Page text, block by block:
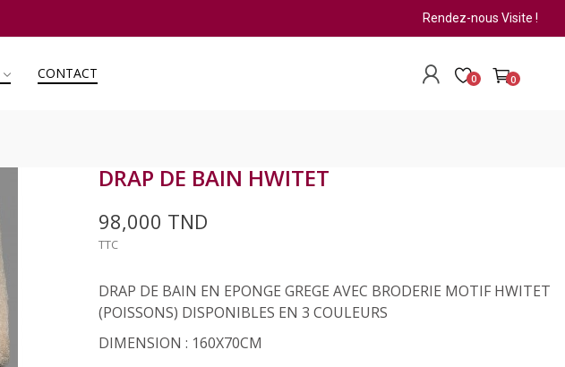
Rendez-nous Visite !
CONTACT 0 0
DRAP DE BAIN HWITET
98,000 TND
TTC
DRAP DE BAIN EN EPONGE GREGE AVEC BRODERIE MOTIF HWITET
(POISSONS) DISPONIBLES EN 3 COULEURS
DIMENSION : 160X70CM